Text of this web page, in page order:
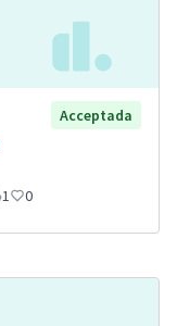
Acceptada
1 0